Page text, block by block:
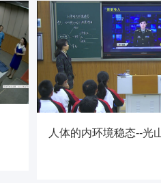
人体的内环境稳态--光